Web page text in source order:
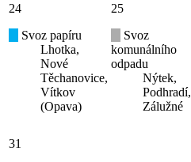
24
Svoz papíru
Lhotka,
Nové
Těchanovice,
Vítkov
(Opava)
25
Svoz
komunálního
odpadu
Nýtek,
Podhradí,
Zálužné
31